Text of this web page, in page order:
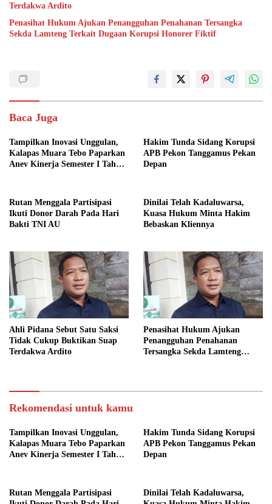
Terdakwa Ardito
Penasihat Hukum Ajukan Penangguhan Penahanan Tersangka
Sekda Lamteng Terkait Dugaan Korupsi Honorer Fiktif
Baca Juga
Tampilkan Inovasi Unggulan,
Kalapas Muara Tebo Paparkan
Anev Kinerja Semester I Tahun
Hakim Tunda Sidang Korupsi
APB Pekon Tanggamus Pekan
Depan
Rutan Menggala Partisipasi
Ikuti Donor Darah Pada Hari
Bakti TNI AU
Dinilai Telah Kadaluwarsa,
Kuasa Hukum Minta Hakim
Bebaskan Kliennya
Ahli Pidana Sebut Satu Saksi
Tidak Cukup Buktikan Suap
Terdakwa Ardito
Penasihat Hukum Ajukan
Penangguhan Penahanan
Tersangka Sekda Lamteng
Rekomendasi untuk kamu
Tampilkan Inovasi Unggulan,
Kalapas Muara Tebo Paparkan
Anev Kinerja Semester I Tahun
Hakim Tunda Sidang Korupsi
APB Pekon Tanggamus Pekan
Depan
Rutan Menggala Partisipasi
Dinilai Telah Kadaluwarsa,